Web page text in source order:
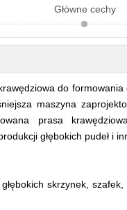
Główne cechy
do
maszyna
prasa
głębokich pudeł i
skrzynek,